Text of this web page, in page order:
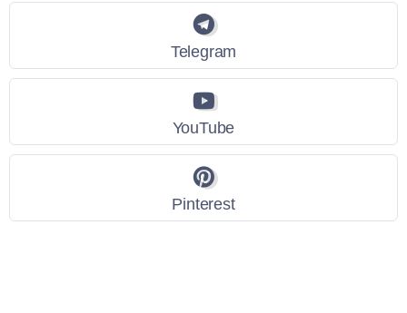
Telegram
YouTube
Pinterest